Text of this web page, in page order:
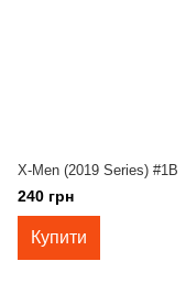
X-Men (2019 Series) #1B
240 грн
Купити